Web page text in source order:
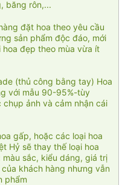
băng rôn,...
đặt hoa theo yêu cầu
sản phẩm độc đáo, mới
đẹp theo mùa vừa ít
(thủ công bằng tay) Hoa
với mẫu 90-95%-tùy
ảnh và cảm nhận cái
gấp, hoặc các loại hoa
Hỷ sẽ thay thế loại hoa
sắc, kiểu dáng, giá trị
khách hàng nhưng vẫn
phẩm